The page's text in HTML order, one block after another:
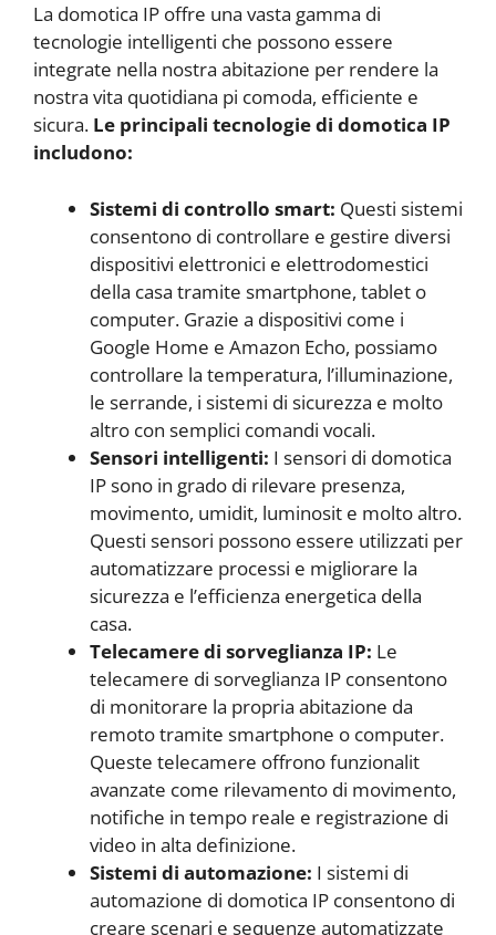
La domotica IP offre una vasta gamma di
tecnologie intelligenti che possono essere
integrate nella nostra abitazione per rendere la
nostra vita quotidiana pi comoda, efficiente e
sicura. Le principali tecnologie di domotica IP
includono:
Sistemi di controllo smart: Questi sistemi
consentono di controllare e gestire diversi
dispositivi elettronici e elettrodomestici
della casa tramite smartphone, tablet o
computer. Grazie a dispositivi come i
Google Home e Amazon Echo, possiamo
controllare la temperatura, l’illuminazione,
le serrande, i sistemi di sicurezza e molto
altro con semplici comandi vocali.
Sensori intelligenti: I sensori di domotica
IP sono in grado di rilevare presenza,
movimento, umidit, luminosit e molto altro.
Questi sensori possono essere utilizzati per
automatizzare processi e migliorare la
sicurezza e l’efficienza energetica della
casa.
Telecamere di sorveglianza IP: Le
telecamere di sorveglianza IP consentono
di monitorare la propria abitazione da
remoto tramite smartphone o computer.
Queste telecamere offrono funzionalit
avanzate come rilevamento di movimento,
notifiche in tempo reale e registrazione di
video in alta definizione.
Sistemi di automazione: I sistemi di
automazione di domotica IP consentono di
creare scenari e sequenze automatizzate